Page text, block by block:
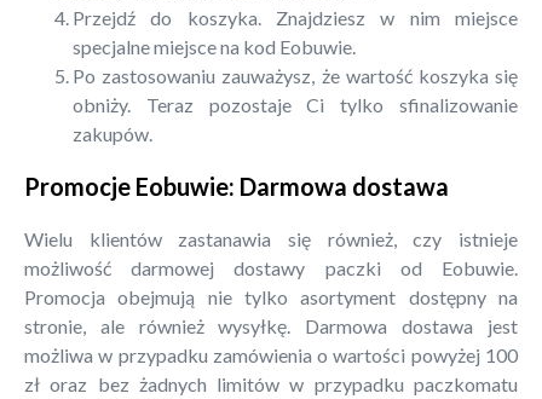
Przejdź do koszyka. Znajdziesz w nim miejsce
specjalne miejsce na kod Eobuwie.
Po zastosowaniu zauważysz, że wartość koszyka się
obniży. Teraz pozostaje Ci tylko sfinalizowanie
zakupów.
Promocje Eobuwie: Darmowa dostawa
Wielu klientów zastanawia się również, czy istnieje
możliwość darmowej dostawy paczki od Eobuwie.
Promocja obejmują nie tylko asortyment dostępny na
stronie, ale również wysyłkę. Darmowa dostawa jest
możliwa w przypadku zamówienia o wartości powyżej 100
zł oraz bez żadnych limitów w przypadku paczkomatu